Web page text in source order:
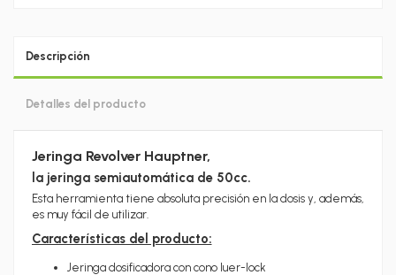
Descripción
Detalles del producto
Jeringa Revolver Hauptner,
la jeringa semiautomática de 50cc.
Esta herramienta tiene absoluta precisión en la dosis y, además,
es muy fácil de utilizar.
Características del producto:
Jeringa dosificadora con cono luer-lock